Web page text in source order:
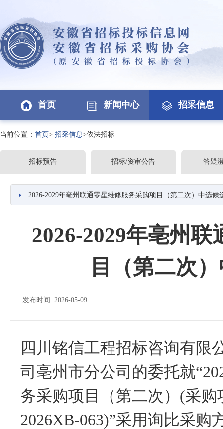
首页 新闻中心 招采信息
当前位置： 首页> 招采信息>依法招标
招标预告 招标/资审公告 答疑
2026-2029年亳州联通零星维修服务采购项目（第二次）中选候
2026-2029年亳州
目（第二次
发布时间: 2026-05-09
四川铭信工程招标咨询有限
司亳州市分公司的委托就
务采购项目（第二次）(采
2026XB-063)”采用询比采